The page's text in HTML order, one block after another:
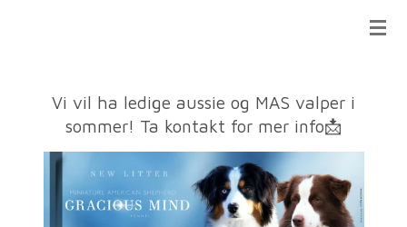
Vi vil ha ledige aussie og MAS valper i
sommer! Ta kontakt for mer info📩